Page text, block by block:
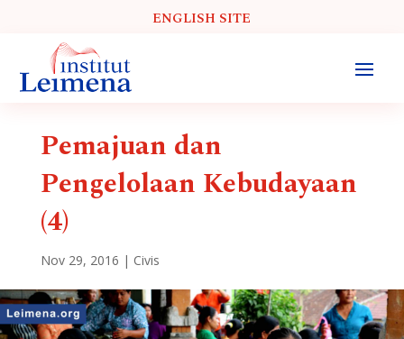
ENGLISH SITE
Pemajuan dan
Pengelolaan Kebudayaan
(4)
Nov 29, 2016 | Civis